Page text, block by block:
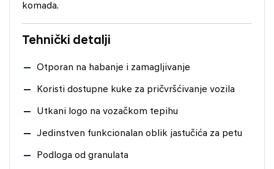
komada.
Tehnički detalji
Otporan na habanje i zamagljivanje
Koristi dostupne kuke za pričvršćivanje vozila
Utkani logo na vozačkom tepihu
Jedinstven funkcionalan oblik jastučića za petu
Podloga od granulata